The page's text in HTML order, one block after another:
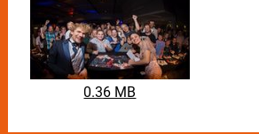
0.36 MB